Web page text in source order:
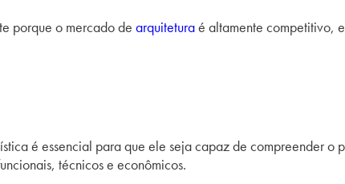
porque o mercado de arquiteturaé altamente competitivo,
é essencial para que ele seja capaz de compreender o
técnicos e econômicos.